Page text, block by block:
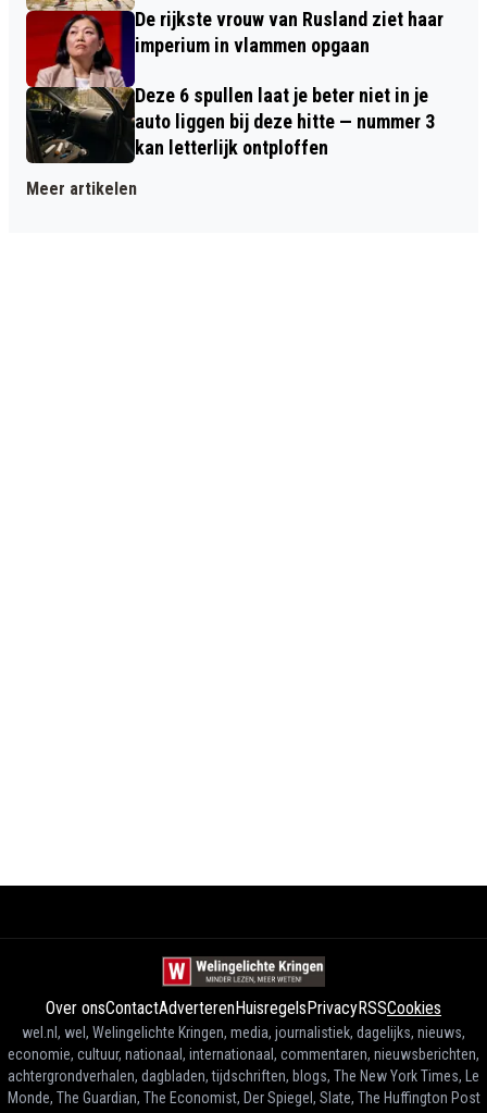
De rijkste vrouw van Rusland ziet haar
imperium in vlammen opgaan
Deze 6 spullen laat je beter niet in je
auto liggen bij deze hitte — nummer 3
kan letterlijk ontploffen
Meer artikelen
Over onsContactAdverterenHuisregels PrivacyRSSCookies
wel.nl, wel, Welingelichte Kringen, media, journalistiek, dagelijks, nieuws,
economie, cultuur, nationaal, internationaal, commentaren, nieuwsberichten,
achtergrondverhalen, dagbladen, tijdschriften, blogs, The New York Times, Le
Monde, The Guardian, The Economist, Der Spiegel, Slate, The Huffington Post